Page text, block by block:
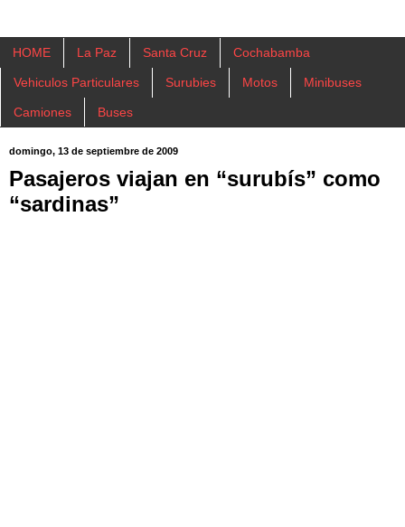
HOME La Paz Santa Cruz Cochabamba
Vehiculos Particulares Surubies Motos Minibuses
Camiones Buses
domingo, 13 de septiembre de 2009
Pasajeros viajan en “surubís” como
“sardinas”